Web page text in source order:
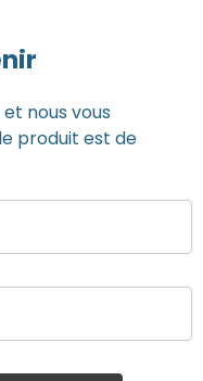
nous vous
produit est de